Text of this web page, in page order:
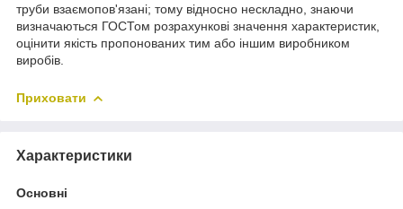
труби взаємопов'язані; тому відносно нескладно, знаючи
визначаються ГОСТом розрахункові значення характеристик,
оцінити якість пропонованих тим або іншим виробником
виробів.
Приховати
Характеристики
Основні